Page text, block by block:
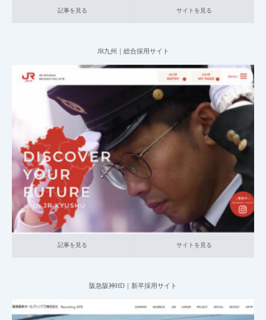
記事を見る サイトを見る
JR九州｜総合採用サイト
2025.05.28
004_総合採用サイト 021_運輸 大企業の採用サイト
本社が地方の企
記事を見る サイトを見る
記事を見る サイトを見る
阪急阪神HD｜新卒採用サイト
採用サイト「ヘッダーの役割」と実践的な作
ゼロから学ぶ採用ピッチ！初心者向けの作り